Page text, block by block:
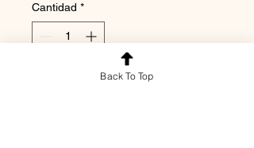
Cantidad *
Agregar al carrito
Back To Top